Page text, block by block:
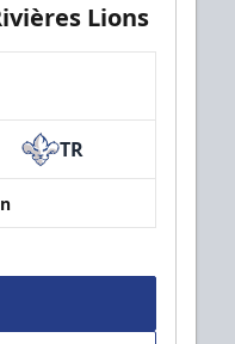
Lions
TR